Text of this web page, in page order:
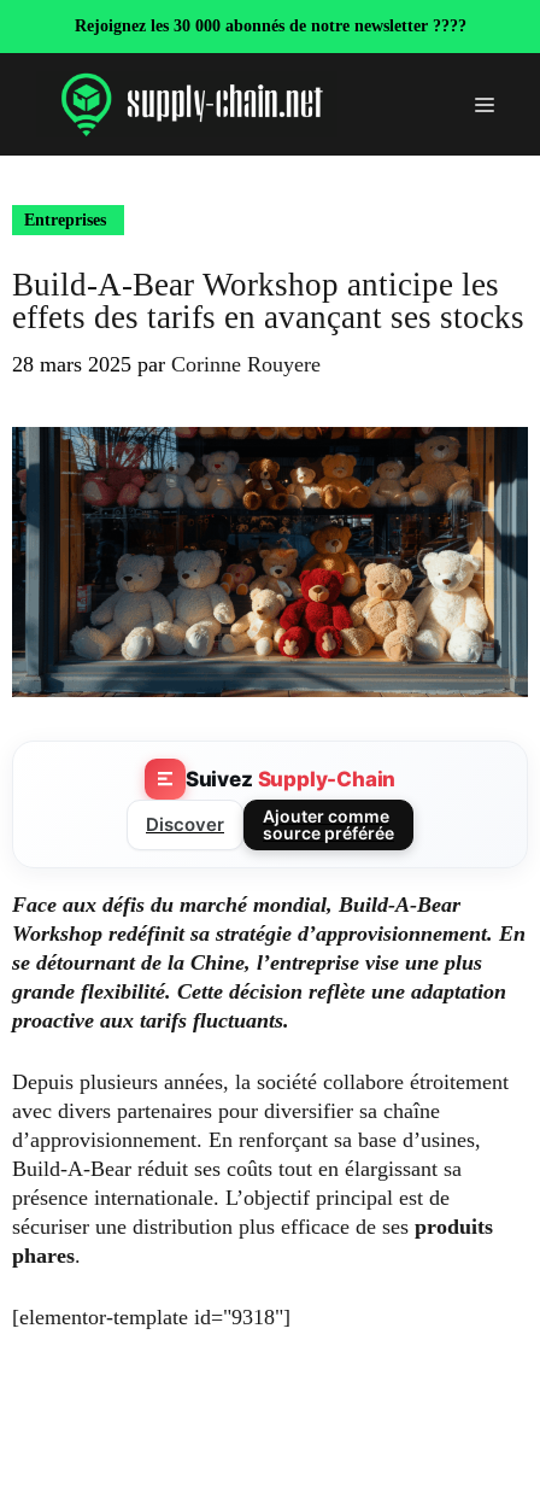
Rejoignez les 30 000 abonnés de notre newsletter ????
Menu
Entreprises
Build-A-Bear Workshop anticipe les
effets des tarifs en avançant ses stocks
28 mars 2025 par Corinne Rouyere
Suivez Supply-Chain
Discover
Ajouter comme
source préférée
Face aux défis du marché mondial, Build-A-Bear
Workshop redéfinit sa stratégie d’approvisionnement. En
se détournant de la Chine, l’entreprise vise une plus
grande flexibilité. Cette décision reflète une adaptation
proactive aux tarifs fluctuants.
Depuis plusieurs années, la société collabore étroitement
avec divers partenaires pour diversifier sa chaîne
d’approvisionnement. En renforçant sa base d’usines,
Build-A-Bear réduit ses coûts tout en élargissant sa
présence internationale. L’objectif principal est de
sécuriser une distribution plus efficace de ses produits
phares.
[elementor-template id="9318"]